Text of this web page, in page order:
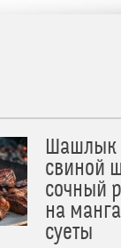
Шашлык
свиной
сочный
на
суеты